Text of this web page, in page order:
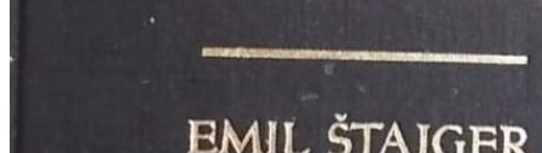
ZAGREB
Otkup knjiga